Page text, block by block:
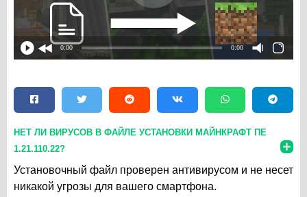
0:00 0:00
НЕТ ЛИ ВИРУСОВ В ФАЙЛЕ УСТАНОВКИ МАЙНКРАФТ ПЕ
1.21.110.22?
Установочный файл проверен антивирусом и не несет
никакой угрозы для вашего смартфона.